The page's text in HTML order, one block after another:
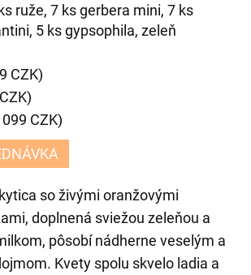
ruže, 7 ks gerbera mini, 7 ks
5 ks gypsophila, zeleň
CZK)
CZK)
so živými oranžovými
doplnená sviežou zeleňou a
pôsobí nádherne veselým a
Kvety spolu skvelo ladia a